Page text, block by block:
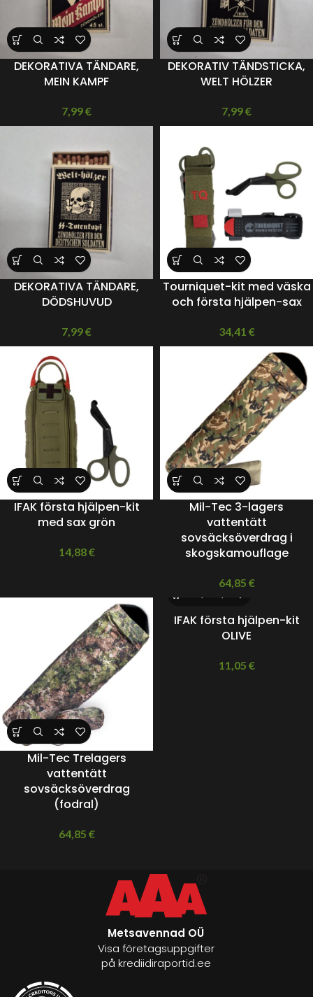
DEKORATIVA TÄNDARE,
MEIN KAMPF
7,99€
DEKORATIV TÄNDSTICKA,
WELT HÖLZER
7,99€
DEKORATIVA TÄNDARE,
DÖDSHUVUD
7,99€
Tourniquet-kit med väska
och första hjälpen-sax
34,41 €
IFAK första hjälpen-kit
med sax grön
14,88€
Mil-Tec 3-lagers
vattentätt
sovsäcksöverdrag i
skogskamouflage
64,85 €
Mil-Tec Trelagers
vattentätt
sovsäcksöverdrag
(fodral)
64,85 €
IFAK första hjälpen-kit
OLIVE
11,05 €
Metsavennad OÜ
Visa företagsuppgifter
på krediidiraportid.ee